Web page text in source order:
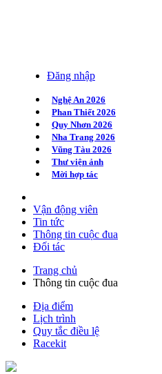
Đăng nhập
Nghệ An 2026
Phan Thiết 2026
Quy Nhơn 2026
Nha Trang 2026
Vũng Tàu 2026
Thư viện ảnh
Mời hợp tác
Vận động viên
Tin tức
Thông tin cuộc đua
Đối tác
Trang chủ
Thông tin cuộc đua
Địa điểm
Lịch trình
Quy tắc điều lệ
Racekit